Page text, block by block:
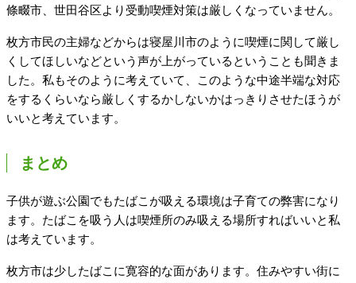
條畷市、世田谷区より受動喫煙対策は厳しくなっていません。
枚方市民の主婦などからは寝屋川市のように喫煙に関して厳し
くしてほしいなどという声が上がっているということも聞きま
した。私もそのように考えていて、このような中途半端な対応
をするくらいなら厳しくするかしないかはっきりさせたほうが
いいと考えています。
まとめ
子供が遊ぶ公園でもたばこが吸える環境は子育ての弊害になり
ます。たばこを吸う人は喫煙所のみ吸える場所すればいいと私
は考えています。
枚方市は少したばこに寛容的な面があります。住みやすい街に